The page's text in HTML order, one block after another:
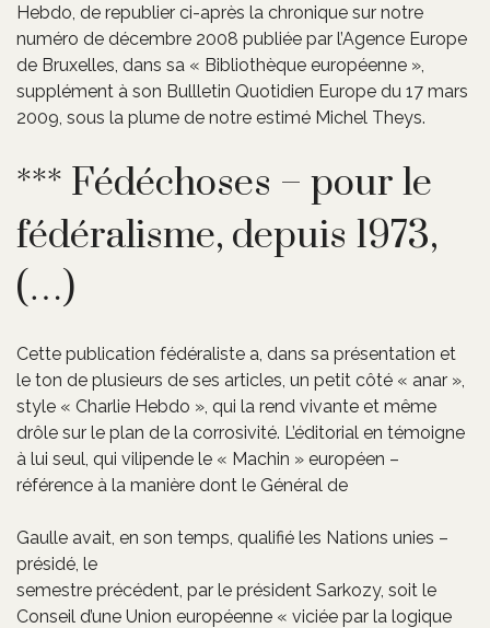
Hebdo, de republier ci-après la chronique sur notre
numéro de décembre 2008 publiée par l’Agence Europe
de Bruxelles, dans sa « Bibliothèque européenne »,
supplément à son Bullletin Quotidien Europe du 17 mars
2009, sous la plume de notre estimé Michel Theys.
*** Fédéchoses – pour le
fédéralisme, depuis 1973,
(…)
Cette publication fédéraliste a, dans sa présentation et
le ton de plusieurs de ses articles, un petit côté « anar »,
style « Charlie Hebdo », qui la rend vivante et même
drôle sur le plan de la corrosivité. L’éditorial en témoigne
à lui seul, qui vilipende le « Machin » européen –
référence à la manière dont le Général de
Gaulle avait, en son temps, qualifié les Nations unies –
présidé, le
semestre précédent, par le président Sarkozy, soit le
Conseil d’une Union européenne « viciée par la logique